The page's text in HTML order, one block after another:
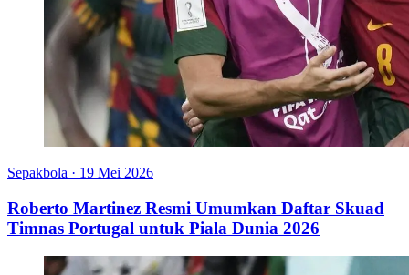
Sepakbola · 19 Mei 2026
Roberto Martinez Resmi Umumkan Daftar Skuad
Timnas Portugal untuk Piala Dunia 2026